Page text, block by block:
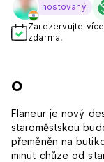
hostovaný
Zarezervujte
zdarma.
O
Flaneur je nový
staroměstskou
přeměněn na
minut chůze od